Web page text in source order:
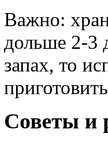
Важно:
дольше 2-3
запах, то
Советы и